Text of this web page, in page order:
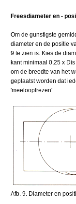
Freesdiameter en -
Om de gunstigste
diameter en de positie
9 te zien is. Kies de
kant minimaal 0,25 x
om de breedte van het
geplaatst worden dat
'meeloopfrezen'.
Afb. 9. Diameter en